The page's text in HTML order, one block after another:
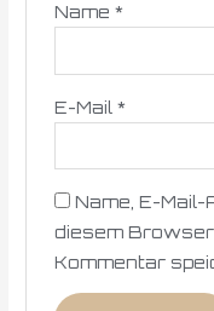
Name *
E-Mail *
Name, E-
diesem
Kommentar